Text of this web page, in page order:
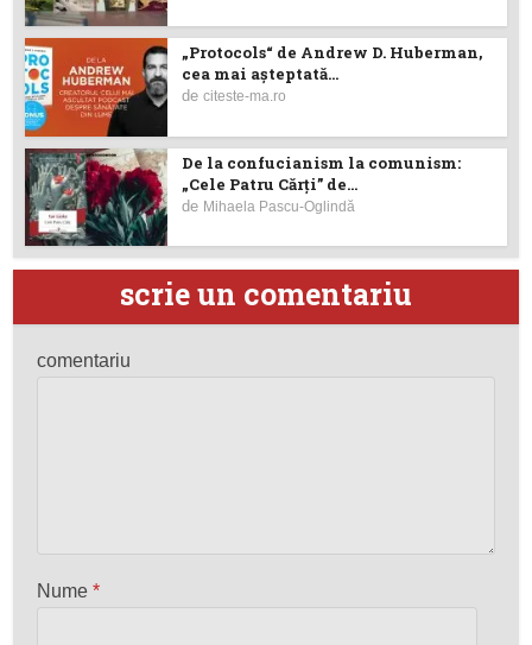
„Protocols“ de Andrew D. Huberman,
cea mai așteptată...
deciteste-ma.ro
De la confucianism la comunism:
„Cele Patru Cărți” de...
de Mihaela Pascu-Oglindă
scrie un comentariu
comentariu
Nume*